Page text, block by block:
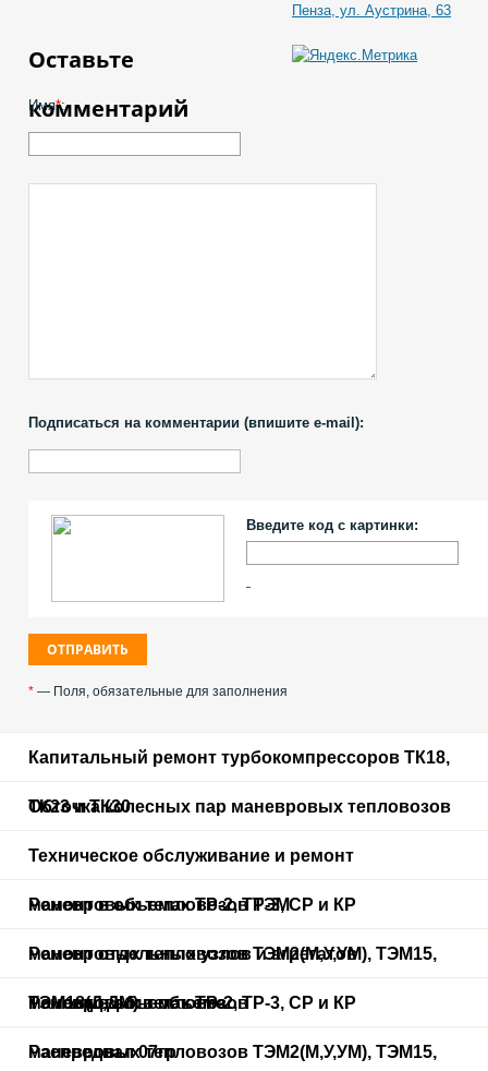
Пенза, ул. Аустрина, 63
Оставьте
комментарий
Имя*:
Подписаться на комментарии (впишите e-mail):
Введите код с картинки:
* — Поля, обязательные для заполнения
Капитальный ремонт турбокомпрессоров ТК18,
ТК23 и ТК30
Обточка колесных пар маневровых тепловозов
Техническое обслуживание и ремонт
маневровых тепловозов ТЭМ
Ремонт в объемах ТР-2, ТР-3, СР и КР
маневровых тепловозов ТЭМ2(М,У,УМ), ТЭМ15,
ТЭМ18(Д,ДМ) в объеме
Ремонт отдельных узлов и агрегатов
маневровых тепловозов
Ремонт в объемах ТР-2, ТР-3, СР и КР
маневровых тепловозов ТЭМ2(М,У,УМ), ТЭМ15,
Распредвал 07гр